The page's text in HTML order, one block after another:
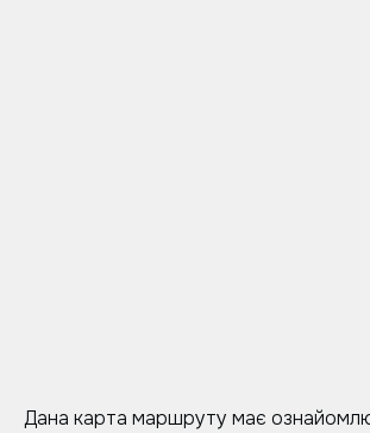
Дана карта маршруту має